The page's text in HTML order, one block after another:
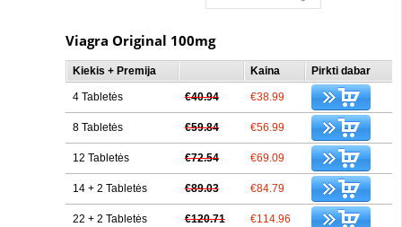
Viagra Original 100mg
Kiekis + Premija Kaina Pirkti dabar
4 Tabletės €40.94 €38.99
8 Tabletės €59.84 €56.99
12 Tabletės €72.54 €69.09
14 + 2 Tabletės €89.03 €84.79
22 + 2 Tabletės €120.71 €114.96